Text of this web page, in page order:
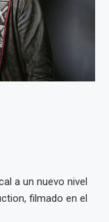
a un nuevo nivel
filmado en el